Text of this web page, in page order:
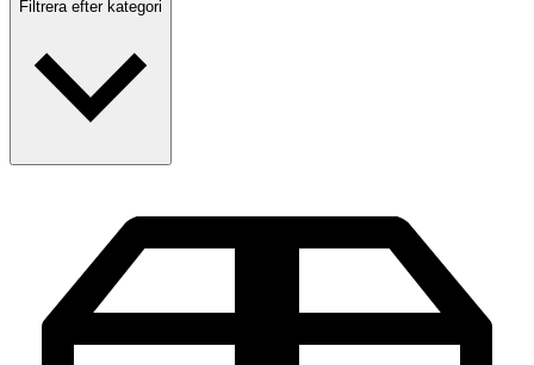
Filtrera efter kategori